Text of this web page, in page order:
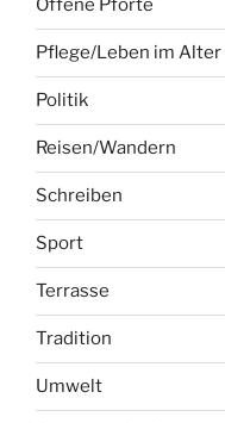
Pflege/Leben im Alter
Politik
Reisen/Wandern
Schreiben
Sport
Terrasse
Tradition
Umwelt
Uncategorized